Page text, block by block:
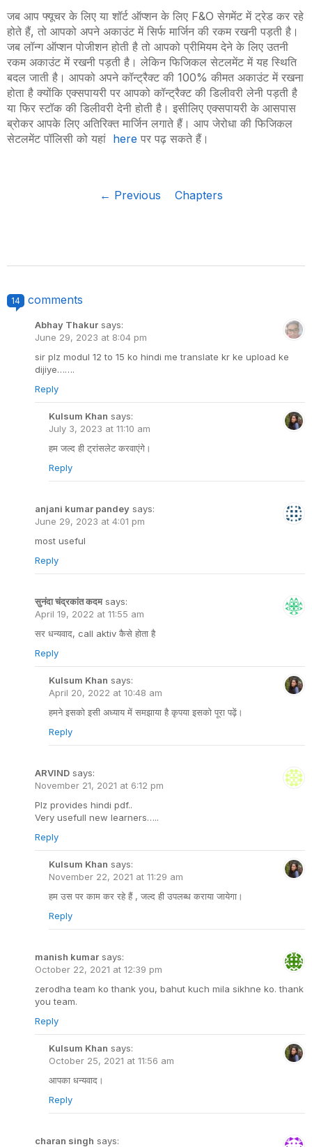
जब आप फ्यूचर के लिए या शॉर्ट ऑप्शन के लिए F&O सेगमेंट में ट्रेड कर रहे
होते हैं, तो आपको अपने अकाउंट में सिर्फ मार्जिन की रकम रखनी पड़ती है।
जब लॉन्ग ऑप्शन पोजीशन होती है तो आपको प्रीमियम देने के लिए उतनी
रकम अकाउंट में रखनी पड़ती है। लेकिन फिजिकल सेटलमेंट में यह स्थिति
बदल जाती है। आपको अपने कॉन्ट्रैक्ट की 100% कीमत अकाउंट में रखना
होता है क्योंकि एक्सपायरी पर आपको कॉन्ट्रैक्ट की डिलीवरी लेनी पड़ती है
या फिर स्टॉक की डिलीवरी देनी होती है। इसीलिए एक्सपायरी के आसपास
ब्रोकर आपके लिए अतिरिक्त मार्जिन लगाते हैं। आप जेरोधा की फिजिकल
सेटलमेंट पॉलिसी को यहां here पर पढ़ सकते हैं।
← Previous Chapters
14 comments
Abhay Thakur says:
June 29, 2023 at 8:04 pm
sir plz modul 12 to 15 ko hindi me translate kr ke upload ke
dijiye…….
Reply
Kulsum Khan says:
July 3, 2023 at 11:10 am
हम जल्द ही ट्रांसलेट करवाएंगे।
Reply
anjani kumar pandey says:
June 29, 2023 at 4:01 pm
most useful
Reply
सुनंदा चंद्रकांत कदम says:
April 19, 2022 at 11:55 am
सर धन्यवाद, call aktiv कैसे होता है
Reply
Kulsum Khan says:
April 20, 2022 at 10:48 am
हमने इसको इसी अध्याय में समझाया है कृपया इसको पूरा पढ़ें।
Reply
ARVIND says:
November 21, 2021 at 6:12 pm
Plz provides hindi pdf..
Very usefull new learners…..
Reply
Kulsum Khan says:
November 22, 2021 at 11:29 am
हम उस पर काम कर रहे हैं , जल्द ही उपलब्ध कराया जायेगा।
Reply
manish kumar says:
October 22, 2021 at 12:39 pm
zerodha team ko thank you, bahut kuch mila sikhne ko. thank
you team.
Reply
Kulsum Khan says:
October 25, 2021 at 11:56 am
आपका धन्यवाद।
Reply
charan singh says: